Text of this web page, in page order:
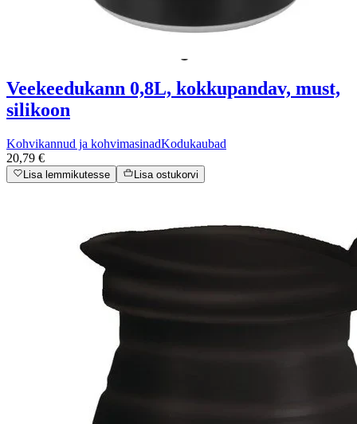
Veekeedukann 0,8L, kokkupandav, must,
silikoon
Kohvikannud ja kohvimasinadKodukaubad
20,79 €
Lisa lemmikutesse Lisa ostukorvi